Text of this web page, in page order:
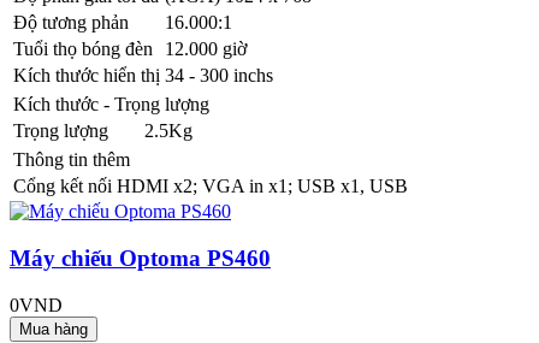
Độ tương phản
16.000:1
Tuổi thọ bóng đèn
12.000 giờ
Kích thước hiển thị 34 - 300 inchs
Kích thước - Trọng lượng
Trọng lượng
2.5Kg
Thông tin thêm
Cổng kết nối HDMI x2; VGA in x1; USB x1, USB
Máy chiếu Optoma PS460
0VND